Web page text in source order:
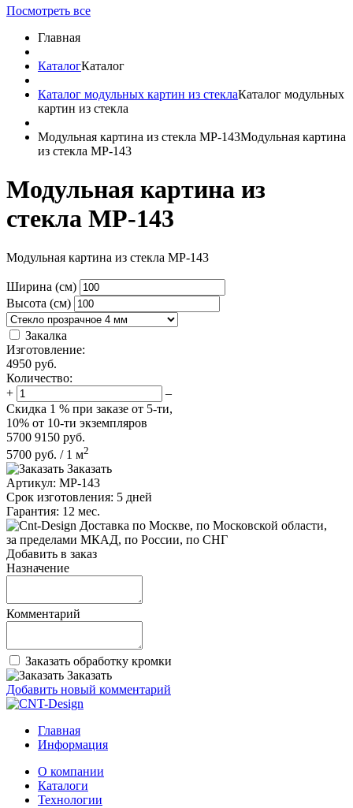
Посмотреть все
Главная
КаталогКаталог
Каталог модульных картин из стеклаКаталог модульных
картин из стекла
Модульная картина из стекла MP-143Модульная картина
из стекла MP-143
Модульная картина из
стекла MP-143
Модульная картина из стекла MP-143
Ширина (см)
Высота (см)
Закалка
Изготовление:
4950 руб.
Количество:
+
–
Скидка 1 % при заказе от 5-ти,
10% от 10-ти экземпляров
5700 9150 руб.
5700 руб. / 1 м2
Заказать
Артикул: MP-143
Срок изготовления: 5 дней
Гарантия: 12 мес.
по Москве, по Московской области,
за пределами МКАД, по России, по СНГ
Добавить в заказ
Назначение
Комментарий
Заказать обработку кромки
Заказать
Добавить новый комментарий
Главная
Информация
О компании
Каталоги
Технологии